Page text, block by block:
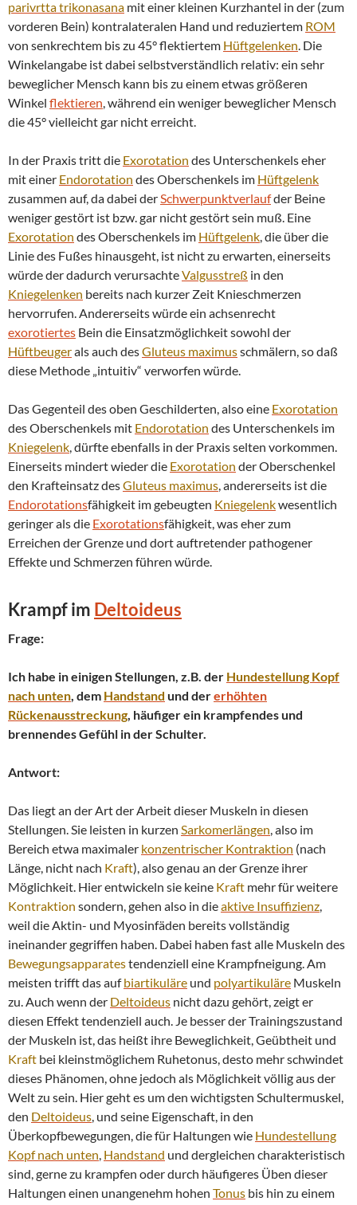
parivrttatrikonasana mit einer kleinen Kurzhantel in der (zum
vorderen Bein) kontralateralen Hand und reduziertem ROM
von senkrechtem bis zu 45° flektiertem Hüftgelenken. Die
Winkelangabe ist dabei selbstverständlich relativ: ein sehr
beweglicher Mensch kann bis zu einem etwas größeren
Winkel flektieren, während ein weniger beweglicher Mensch
die 45° vielleicht gar nicht erreicht.
In der Praxis tritt die Exorotation des Unterschenkels eher
mit einer Endorotation des Oberschenkels im Hüftgelenk
zusammen auf, da dabei derSchwerpunktverlaufder Beine
weniger gestört ist bzw. gar nicht gestört sein muß. Eine
Exorotation des Oberschenkels im Hüftgelenk, die über die
Linie des Fußes hinausgeht, ist nicht zu erwarten, einerseits
würde der dadurch verursachteValgusstreß in den
Kniegelenken bereits nach kurzer Zeit Knieschmerzen
hervorrufen. Andererseits würde ein achsenrecht
exorotiertes Bein die Einsatzmöglichkeit sowohl der
Hüftbeugerals auch desGluteus maximusschmälern, so daß
diese Methode „intuitiv“ verworfen würde.
Das Gegenteil des oben Geschilderten, also eine Exorotation
des Oberschenkels mit Endorotation des Unterschenkels im
Kniegelenk, dürfte ebenfalls in der Praxis selten vorkommen.
Einerseits mindert wieder die Exorotation der Oberschenkel
den Krafteinsatz desGluteus maximus, andererseits ist die
Endorotationsfähigkeit im gebeugten Kniegelenkwesentlich
geringer als die Exorotationsfähigkeit, was eher zum
Erreichen der Grenze und dort auftretender pathogener
Effekte und Schmerzen führen würde.
Krampfim Deltoideus
Frage:
Ich habe in einigen Stellungen, z.B. der Hundestellung Kopf
nach unten, dem Handstand und dererhöhten
Rückenausstreckung, häufiger ein krampfendes und
brennendes Gefühl in der Schulter.
Antwort:
Das liegt an der Art der Arbeit dieser Muskeln in diesen
Stellungen. Sie leisten in kurzen Sarkomerlängen, also im
Bereich etwa maximaler konzentrischer Kontraktion (nach
Länge, nicht nach Kraft), also genau an der Grenze ihrer
Möglichkeit. Hier entwickeln sie keine Kraft mehr für weitere
Kontraktion sondern, gehen also in dieaktive Insuffizienz,
weil die Aktin- und Myosinfäden bereits vollständig
ineinander gegriffen haben. Dabei haben fast alle Muskeln des
Bewegungsapparatestendenziell eine Krampfneigung. Am
meisten trifft das aufbiartikuläre und polyartikuläre Muskeln
zu. Auch wenn der Deltoideus nicht dazu gehört, zeigt er
diesen Effekt tendenziell auch. Je besser der Trainingszustand
der Muskeln ist, das heißt ihre Beweglichkeit, Geübtheit und
Kraft bei kleinstmöglichem Ruhetonus, desto mehr schwindet
dieses Phänomen, ohne jedoch als Möglichkeit völlig aus der
Welt zu sein. Hier geht es um den wichtigsten Schultermuskel,
den Deltoideus, und seine Eigenschaft, in den
Überkopfbewegungen, die für Haltungen wie Hundestellung
Kopf nach unten, Handstand und dergleichen charakteristisch
sind, gerne zu krampfen oder durch häufigeres Üben dieser
Haltungen einen unangenehm hohen Tonus bis hin zu einem